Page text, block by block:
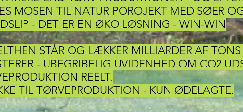
MOSEN TIL NATUR POROJEKT MED SØER
- DET ER EN ØKO LØSNING - WIN-WIN
STÅR OG LÆKKER MILLIARDER AF
- UBEGRIBELIG UVIDENHED OM CO2
REELT.
TIL TØRVEPRODUKTION - KUN ØDELAGTE.